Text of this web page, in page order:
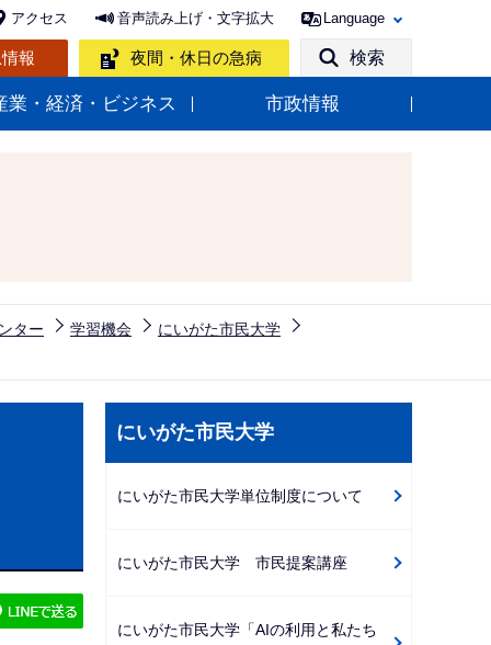
アクセス 音声読み上げ・文字拡大 Language
報 夜間・休日の急病 検索
業・経済・ビジネス 市政情報
ター 学習機会
にいがた市民大学
ビ
ー
ョ
にいがた市民大学
にいがた市民大学単位制度について
にいがた市民大学 市民提案講座
にいがた市民大学「AIの利用と私たち